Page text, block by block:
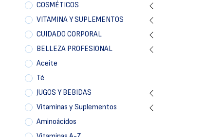
COSMÉTICOS
VITAMINA Y SUPLEMENTOS
CUIDADO CORPORAL
BELLEZA PROFESIONAL
Aceite
Té
JUGOS Y BEBIDAS
Vitaminas y Suplementos
Aminoácidos